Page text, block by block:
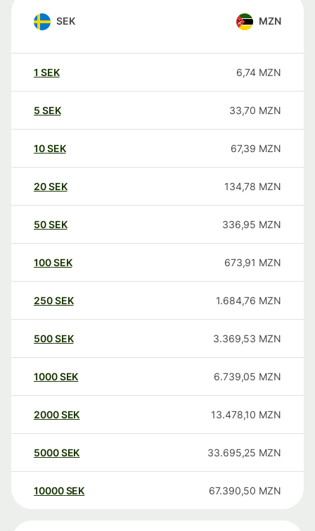
SEK MZN
1 SEK 6,74 MZN
5 SEK 33,70 MZN
10SEK 67,39 MZN
20SEK 134,78 MZN
50SEK 336,95 MZN
100SEK 673,91 MZN
250SEK 1.684,76 MZN
500SEK 3.369,53 MZN
1000SEK 6.739,05 MZN
2000SEK 13.478,10 MZN
5000SEK 33.695,25 MZN
10000 SEK 67.390,50 MZN